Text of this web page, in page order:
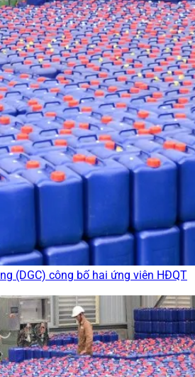
(DGC) công bố hai ứng viên HĐQT